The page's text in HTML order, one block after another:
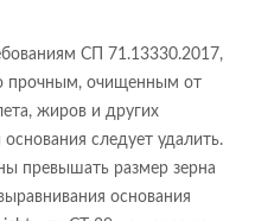
СП 71.13330.2017,
прочным, очищенным от
жиров и других
следует удалить.
превышать размер зерна
основания